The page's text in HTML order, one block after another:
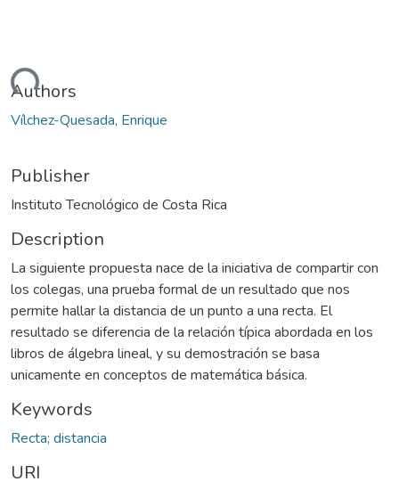
Authors
Vílchez-Quesada, Enrique
Publisher
Instituto Tecnológico de Costa Rica
Description
La siguiente propuesta nace de la iniciativa de compartir con
los colegas, una prueba formal de un resultado que nos
permite hallar la distancia de un punto a una recta. El
resultado se diferencia de la relación típica abordada en los
libros de álgebra lineal, y su demostración se basa
unicamente en conceptos de matemática básica.
Keywords
Recta; distancia
URI